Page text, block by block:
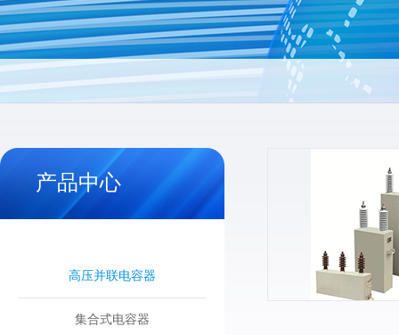
产品中心
高压并联电容器
集合式电容器